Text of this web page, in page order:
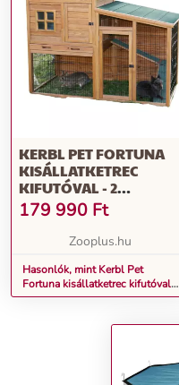
KERBL PET FORTUNA
KISÁLLATKETREC
KIFUTÓVAL - 2
CSOMAG:
220X115X75CM
179 990 Ft
Zooplus.hu
Hasonlók, mint Kerbl Pet
Fortuna kisállatketrec kifutóval -
2 csomag: 220x115x75cm